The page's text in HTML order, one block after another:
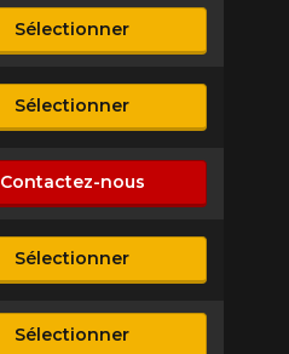
Sélectionner
Sélectionner
Contactez-nous
Sélectionner
Sélectionner